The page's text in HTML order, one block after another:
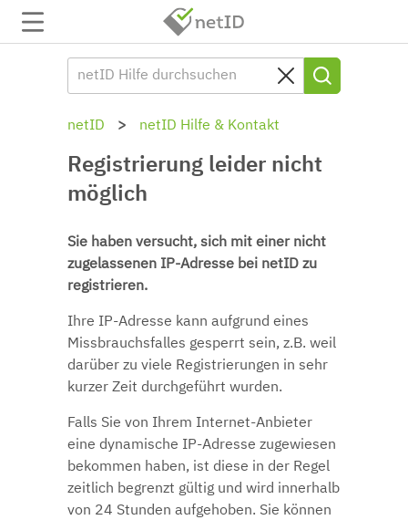
netID netID Hilfe & Kontakt
Registrierung leider nicht
möglich
Sie haben versucht, sich mit einer nicht
zugelassenen IP-Adresse bei netID zu
registrieren.
Ihre IP-Adresse kann aufgrund eines
Missbrauchsfalles gesperrt sein, z.B. weil
darüber zu viele Registrierungen in sehr
kurzer Zeit durchgeführt wurden.
Falls Sie von Ihrem Internet-Anbieter
eine dynamische IP-Adresse zugewiesen
bekommen haben, ist diese in der Regel
zeitlich begrenzt gültig und wird innerhalb
von 24 Stunden aufgehoben. Sie können